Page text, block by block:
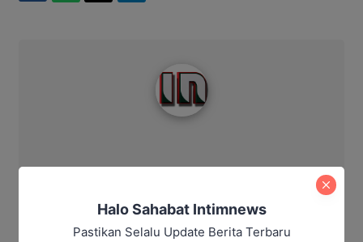
Halo Sahabat Intimnews
Pastikan Selalu Update Berita Terbaru